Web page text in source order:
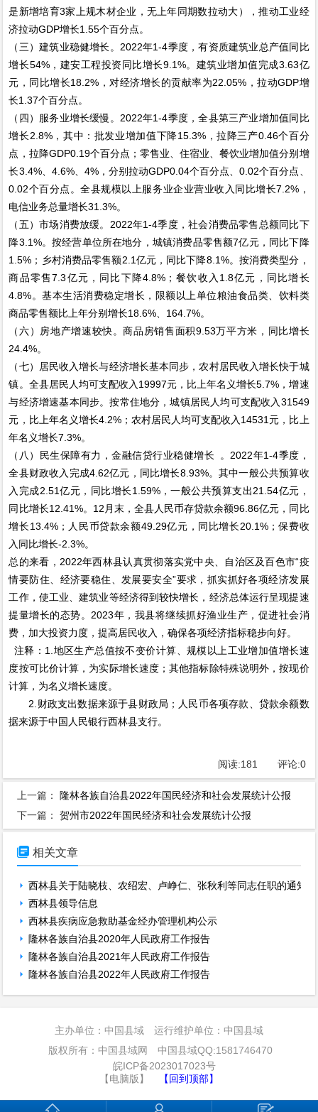
是新增培育3家上规木材企业，无上年同期数拉动大），推动工业经
济拉动GDP增长1.55个百分点。
（三）建筑业稳健增长。2022年1-4季度，有资质建筑业总产值同比
增长54%，建安工程投资同比增长9.1%。建筑业增加值完成3.63亿
元，同比增长18.2%，对经济增长的贡献率为22.05%，拉动GDP增
长1.37个百分点。
（四）服务业增长缓慢。2022年1-4季度，全县第三产业增加值同比
增长2.8%，其中：批发业增加值下降15.3%，拉降三产0.46个百分
点，拉降GDP0.19个百分点；零售业、住宿业、餐饮业增加值分别增
长3.4%、4.6%、4%，分别拉动GDP0.04个百分点、0.02个百分点、
0.02个百分点。全县规模以上服务业企业营业收入同比增长7.2%，
电信业务总量增长31.3%。
（五）市场消费放缓。2022年1-4季度，社会消费品零售总额同比下
降3.1%。按经营单位所在地分，城镇消费品零售额7亿元，同比下降
1.5%；乡村消费品零售额2.1亿元，同比下降8.1%。按消费类型分，
商品零售7.3亿元，同比下降4.8%；餐饮收入1.8亿元，同比增长
4.8%。基本生活消费稳定增长，限额以上单位粮油食品类、饮料类
商品零售额比上年分别增长18.6%、164.7%。
（六）房地产增速较快。商品房销售面积9.53万平方米，同比增长
24.4%。
（七）居民收入增长与经济增长基本同步，农村居民收入增长快于城
镇。全县居民人均可支配收入19997元，比上年名义增长5.7%，增速
与经济增速基本同步。按常住地分，城镇居民人均可支配收入31549
元，比上年名义增长4.2%；农村居民人均可支配收入14531元，比上
年名义增长7.3%。
（八）民生保障有力，金融信贷行业稳健增长 。2022年1-4季度，
全县财政收入完成4.62亿元，同比增长8.93%。其中一般公共预算收
入完成2.51亿元，同比增长1.59%，一般公共预算支出21.54亿元，
同比增长12.41%。12月末，全县人民币存贷款余额96.86亿元，同比
增长13.4%；人民币贷款余额49.29亿元，同比增长20.1%；保费收
入同比增长-2.3%。
总的来看，2022年西林县认真贯彻落实党中央、自治区及百色市“疫
情要防住、经济要稳住、发展要安全”要求，抓实抓好各项经济发展
工作，使工业、建筑业等经济得到较快增长，经济总体运行呈现提速
提量增长的态势。2023年，我县将继续抓好渔业生产，促进社会消
费，加大投资力度，提高居民收入，确保各项经济指标稳步向好。
注释：1.地区生产总值按不变价计算、规模以上工业增加值增长速
度按可比价计算，为实际增长速度；其他指标除特殊说明外，按现价
计算，为名义增长速度。
2.财政支出数据来源于县财政局；人民币各项存款、贷款余额数
据来源于中国人民银行西林县支行。
阅读:181 评论:0
上一篇： 隆林各族自治县2022年国民经济和社会发展统计公报
下一篇：贺州市2022年国民经济和社会发展统计公报
 相关文章
西林县关于陆晓枝、农绍宏、卢峥仁、张秋利等同志任职的通知
西林县领导信息
西林县疾病应急救助基金经办管理机构公示
隆林各族自治县2020年人民政府工作报告
隆林各族自治县2021年人民政府工作报告
隆林各族自治县2022年人民政府工作报告
主办单位：中国县域 运行维护单位：中国县域
版权所有：中国县域网 中国县域QQ:1581746470
皖ICP备2023017023号
【电脑版】
【回到顶部】